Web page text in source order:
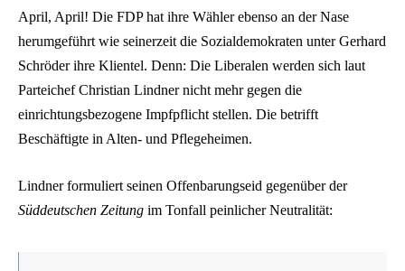
April, April! Die FDP hat ihre Wähler ebenso an der Nase
herumgeführt wie seinerzeit die Sozialdemokraten unter Gerhard
Schröder ihre Klientel. Denn: Die Liberalen werden sich laut
Parteichef Christian Lindner nicht mehr gegen die
einrichtungsbezogene Impfpflicht stellen. Die betrifft
Beschäftigte in Alten- und Pflegeheimen.
Lindner formuliert seinen Offenbarungseid gegenüber der
Süddeutschen Zeitung im Tonfall peinlicher Neutralität: